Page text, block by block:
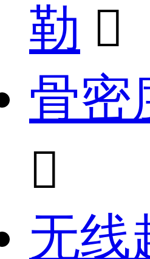
勒 
骨密

无线